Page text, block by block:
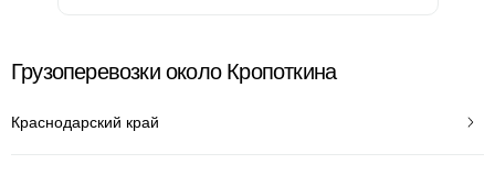
Грузоперевозки около Кропоткина
Краснодарский край